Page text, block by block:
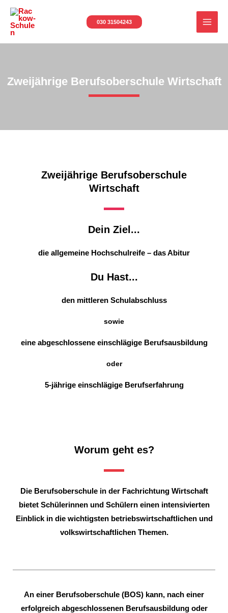
Zum
Inhalt
springen
030 31504243
Zweijährige Berufsoberschule Wirtschaft
Zweijährige Berufsoberschule
Wirtschaft
Dein Ziel...
die allgemeine Hochschulreife – das Abitur
Du Hast...
den mittleren Schulabschluss
sowie
eine abgeschlossene einschlägige Berufsausbildung
oder
5-jährige einschlägige Berufserfahrung
Worum geht es?
Die Berufsoberschule in der Fachrichtung Wirtschaft
bietet Schülerinnen und Schülern einen intensivierten
Einblick in die wichtigsten betriebswirtschaftlichen und
volkswirtschaftlichen Themen.
An einer Berufsoberschule (BOS) kann, nach einer
erfolgreich abgeschlossenen Berufsausbildung oder